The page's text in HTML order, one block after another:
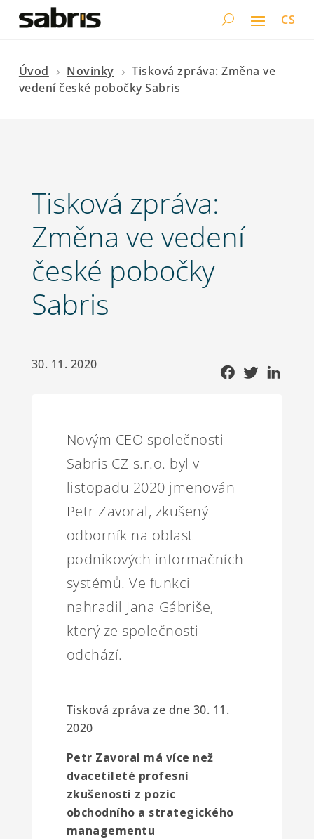
CS
Úvod 5 Novinky 5
Tisková zpráva: Změna ve
vedení české pobočky Sabris
Tisková zpráva:
Změna ve vedení
české pobočky
Sabris
30. 11. 2020
Novým CEO společnosti
Sabris CZ s.r.o. byl v
listopadu 2020 jmenován
Petr Zavoral, zkušený
odborník na oblast
podnikových informačních
systémů. Ve funkci
nahradil Jana Gábriše,
který ze společnosti
odchází.
Tisková zpráva ze dne 30. 11.
2020
Petr Zavoral má více než
dvacetileté profesní
zkušenosti z pozic
obchodního a strategického
managementu